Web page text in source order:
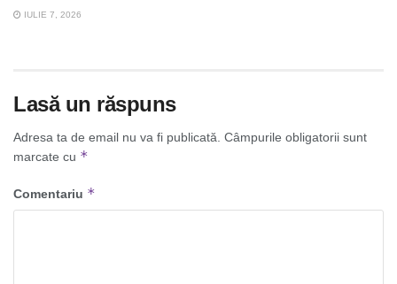
IULIE 7, 2026
Lasă un răspuns
Adresa ta de email nu va fi publicată. Câmpurile obligatorii sunt
marcate cu *
Comentariu *